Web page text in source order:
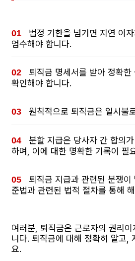
법정 기한을 넘기면 지연 이
엄수해야 합니다.
퇴직금 명세서를 받아 정확한
확인해야 합니다.
원칙적으로 퇴직금은 일시불
분할 지급은 당사자 간 합의
하며, 이에 대한 명확한 기록이 필
퇴직금 지급과 관련된 분쟁이
준법과 관련된 법적 절차를 통해
여러분, 퇴직금은 근로자의 권리
니다. 퇴직금에 대해 정확히 알고,
요.